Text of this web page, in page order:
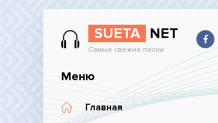
SUETA NET
Самые свежие песни
Меню
Главная